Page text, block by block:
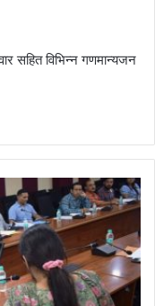
सहित विभिन्न गणमान्यजन